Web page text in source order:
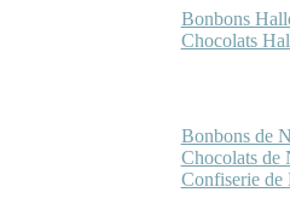
Bonbons
Chocolats
Bonbons de
Chocolats de
Confiserie de